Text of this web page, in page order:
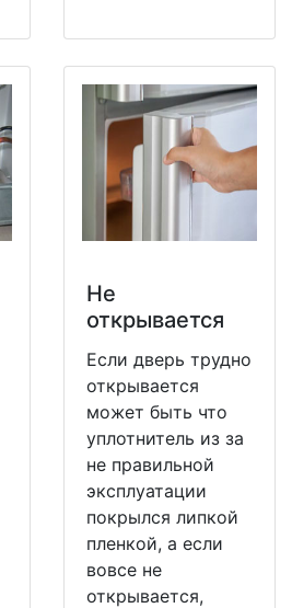
Не
открывается
Если дверь трудно
открывается
может быть что
уплотнитель из за
не правильной
эксплуатации
покрылся липкой
пленкой, а если
вовсе не
открывается,